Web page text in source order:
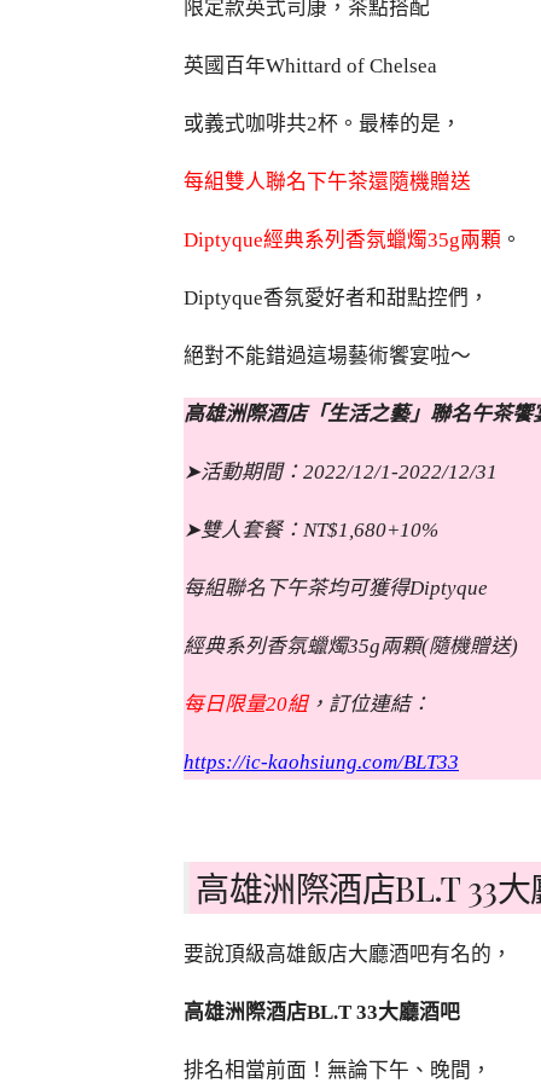
限定款英式司康，茶點搭配
英國百年Whittard of Chelsea
或義式咖啡共2杯。最棒的是，
每組雙人聯名下午茶還隨機贈送
Diptyque經典系列香氛蠟燭35g兩顆 。
Diptyque香氛愛好者和甜點控們，
絕對不能錯過這場藝術饗宴啦～
高雄洲際酒店「生活之藝」聯名午茶
➤活動期間：2022/12/1-2022/12/31
➤雙人套餐：NT$1,680+10%
每組聯名下午茶均可獲得Diptyque
經典系列香氛蠟燭35g兩顆(隨機贈送)
每日限量20組，訂位連結：
https://ic-kaohsiung.com/BLT33
高雄洲際酒店BL.T 33
要說頂級高雄飯店大廳酒吧有名的，
高雄洲際酒店BL.T 33大廳酒吧
排名相當前面！無論下午、晚間，